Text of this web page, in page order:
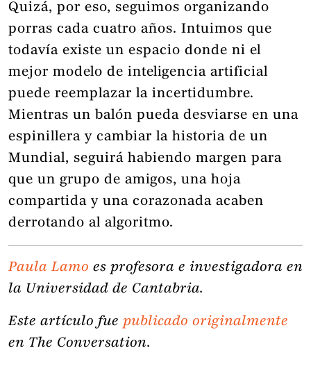
Quizá, por eso, seguimos organizando
porras cada cuatro años. Intuimos que
todavía existe un espacio donde ni el
mejor modelo de inteligencia artificial
puede reemplazar la incertidumbre.
Mientras un balón pueda desviarse en una
espinillera y cambiar la historia de un
Mundial, seguirá habiendo margen para
que un grupo de amigos, una hoja
compartida y una corazonada acaben
derrotando al algoritmo.
Paula Lamo es profesora e investigadora en
la Universidad de Cantabria.
Este artículo fue publicado originalmente
en The Conversation.